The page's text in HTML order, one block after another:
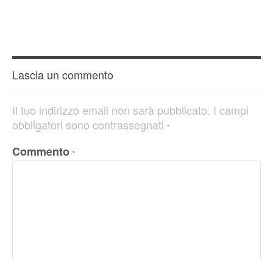
Lascia un commento
Il tuo indirizzo email non sarà pubblicato. I campi
obbligatori sono contrassegnati *
Commento *